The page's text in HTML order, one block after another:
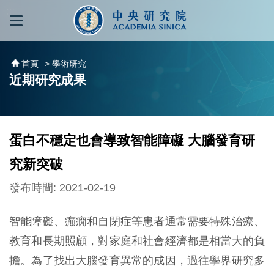
跳到主要內容區塊
首頁 > 學術研究
近期研究成果
蛋白不穩定也會導致智能障礙 大腦發育研
究新突破
發布時間: 2021-02-19
智能障礙、癲癇和自閉症等患者通常需要特殊治療、
教育和長期照顧，對家庭和社會經濟都是相當大的負
擔。為了找出大腦發育異常的成因，過往學界研究多